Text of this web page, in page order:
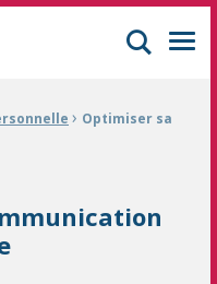
continue à Mulhouse
› Optimiser sa